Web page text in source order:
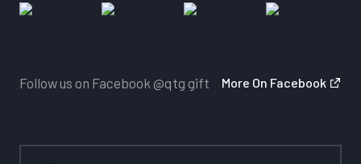
Follow us on Facebook @qtg gift More On Facebook